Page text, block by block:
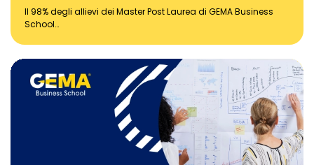
Il 98% degli allievi dei Master Post Laurea di GEMA Business
School…